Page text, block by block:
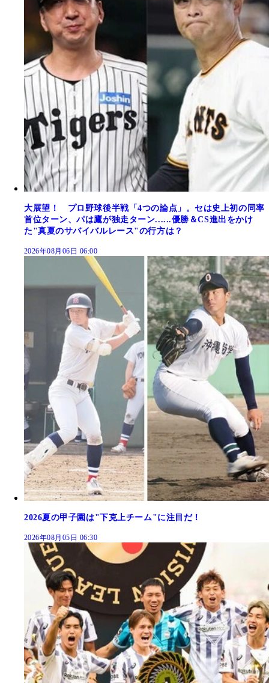
大展望！ プロ野球後半戦「4つの論点」。セは史上初の同率
首位ターン、パは鷹が独走ターン......優勝＆CS進出をかけ
た"真夏のサバイバルレース"の行方は？
2026年08月06日 06:00
2026夏の甲子園は"下克上チーム"に注目だ！
2026年08月05日 06:30